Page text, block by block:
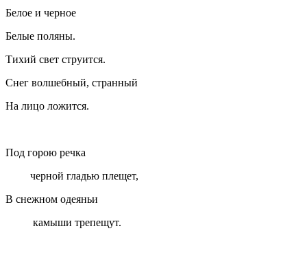
Белое и черное
Белые поляны.
Тихий свет струится.
Снег волшебный, странный
На лицо ложится.
Под горою речка
черной гладью плещет,
В снежном одеяньи
камыши трепещут.